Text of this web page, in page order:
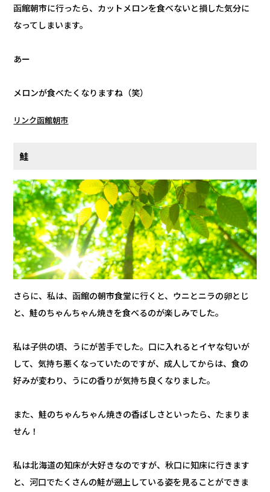
函館朝市に行ったら、カットメロンを食べないと損した気分に
なってしまいます。
あー
メロンが食べたくなりますね（笑）
リンク函館朝市
鮭
さらに、私は、函館の朝市食堂に行くと、ウニとニラの卵とじ
と、鮭のちゃんちゃん焼きを食べるのが楽しみでした。
私は子供の頃、うにが苦手でした。口に入れるとイヤな匂いが
して、気持ち悪くなっていたのですが、成人してからは、食の
好みが変わり、うにの香りが気持ち良くなりました。
また、鮭のちゃんちゃん焼きの香ばしさといったら、たまりま
せん！
私は北海道の知床が大好きなのですが、秋口に知床に行きます
と、河口でたくさんの鮭が遡上している姿を見ることができま